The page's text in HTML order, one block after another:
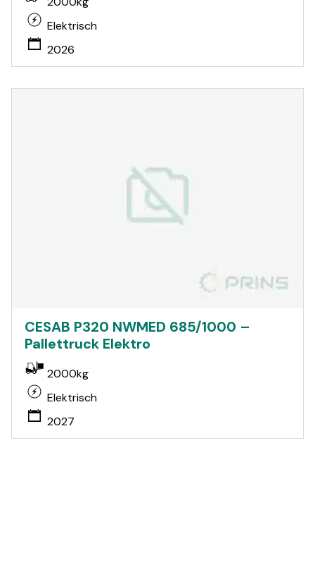
Elektrisch
2026
CESAB P320 NWMED 685/1000 –
Pallettruck Elektro
2000kg
Elektrisch
2027